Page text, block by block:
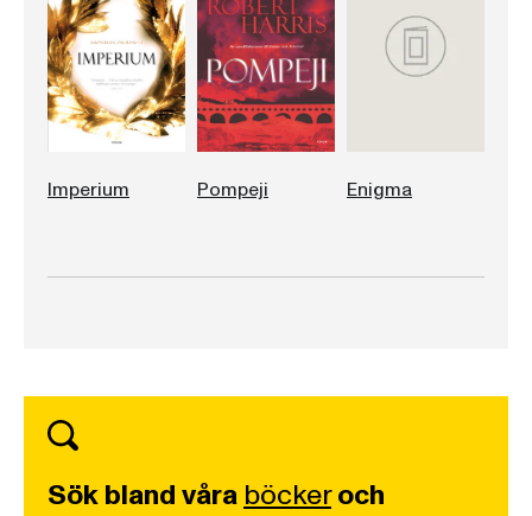
Imperium Pompeji Enigma
Sök bland våra böckeroch